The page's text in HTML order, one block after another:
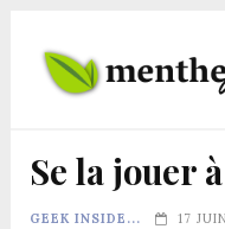
Se la jouer
GEEK INSIDE... 17